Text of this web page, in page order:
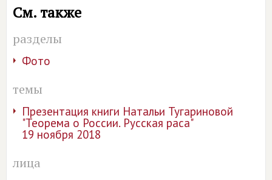
См. также
разделы
Фото
темы
Презентация книги Натальи Тугариновой
"Теорема о России. Русская раса"
19 ноября 2018
лица